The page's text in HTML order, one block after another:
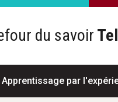
du savoir
Apprentissage par